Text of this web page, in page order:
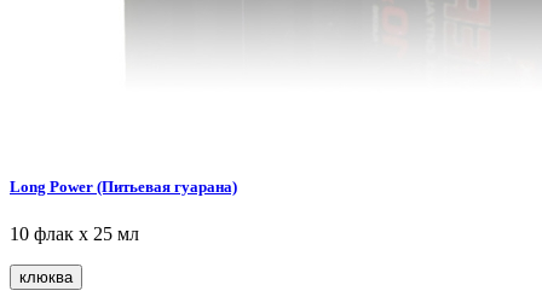
Long Power (Питьевая гуарана)
10 флак х 25 мл
клюква